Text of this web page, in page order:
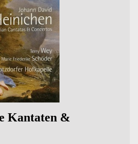
Kantaten &